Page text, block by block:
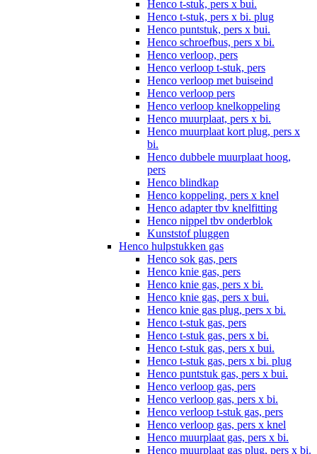
Henco t-stuk, pers x bui.
Henco t-stuk, pers x bi. plug
Henco puntstuk, pers x bui.
Henco schroefbus, pers x bi.
Henco verloop, pers
Henco verloop t-stuk, pers
Henco verloop met buiseind
Henco verloop pers
Henco verloop knelkoppeling
Henco muurplaat, pers x bi.
Henco muurplaat kort plug, pers x
bi.
Henco dubbele muurplaat hoog,
pers
Henco blindkap
Henco koppeling, pers x knel
Henco adapter tbv knelfitting
Henco nippel tbv onderblok
Kunststof pluggen
Henco hulpstukken gas
Henco sok gas, pers
Henco knie gas, pers
Henco knie gas, pers x bi.
Henco knie gas, pers x bui.
Henco knie gas plug, pers x bi.
Henco t-stuk gas, pers
Henco t-stuk gas, pers x bi.
Henco t-stuk gas, pers x bui.
Henco t-stuk gas, pers x bi. plug
Henco puntstuk gas, pers x bui.
Henco verloop gas, pers
Henco verloop gas, pers x bi.
Henco verloop t-stuk gas, pers
Henco verloop gas, pers x knel
Henco muurplaat gas, pers x bi.
Henco muurplaat gas plug, pers x bi.